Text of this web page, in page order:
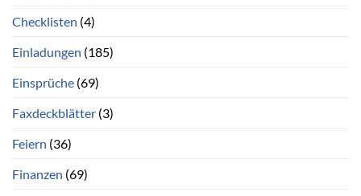
Checklisten (4)
Einladungen (185)
Einsprüche (69)
Faxdeckblätter (3)
Feiern (36)
Finanzen (69)